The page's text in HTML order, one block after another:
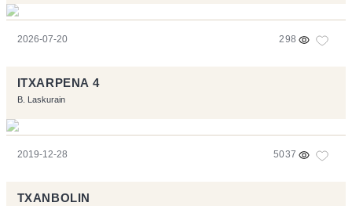
2026-07-20 298
ITXARPENA 4
B. Laskurain
2019-12-28 5037
TXANBOLIN